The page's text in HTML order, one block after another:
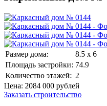
Размер дома:
8.5 x 6
Площадь застройки: 74.9
Количество этажей: 2
Цена: 2084 000 рублей
Заказать строительство